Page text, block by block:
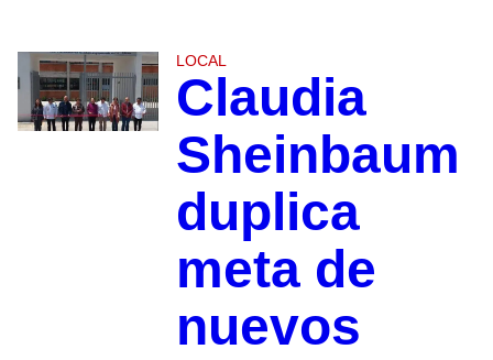
LOCAL
Claudia
Sheinbaum
duplica
meta de
nuevos